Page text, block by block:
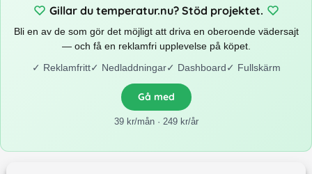
Gillar du temperatur.nu? Stöd projektet.
Bli en av de som gör det möjligt att driva en oberoende vädersajt
— och få en reklamfri upplevelse på köpet.
✓ Reklamfritt✓ Nedladdningar✓ Dashboard✓ Fullskärm
Gå med
39 kr/mån · 249 kr/år